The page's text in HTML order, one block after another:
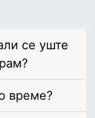
се уште
време?